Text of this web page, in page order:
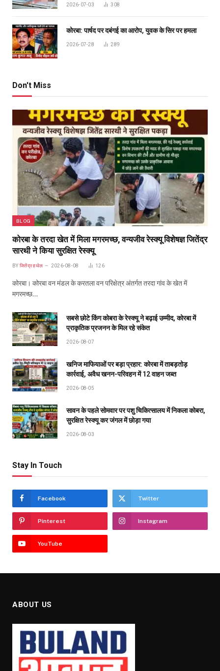
2026-07-03 308
कोरबा: पार्षद पर दबंगई का आरोप, युवक के सिर पर हमला
2026-07-28 289
Don't Miss
BLOG
कोरबा के तरदा खेत में मिला मगरमच्छ, वन्यजीव रेस्क्यू विशेषज्ञ जितेंद्र
सारथी ने किया सुरक्षित रेस्क्यू
BY जितेंद्र हथेल 2026-08-08 126
कोरबा। कोरबा वन मंडल के करतला वन परिक्षेत्र अंतर्गत तरदा गांव के खेत में
मगरमच्छ…
सबसे छोटे किंग कोबरा के रेस्क्यू ने बढ़ाई उम्मीद, कोरबा में
प्राकृतिक प्रजनन के मिल रहे संकेत
2026-08-07
खनिज माफियाओं पर बड़ा प्रहार: कोरबा में ताबड़तोड़
कार्रवाई, अवैध खनन-परिवहन में 12 वाहन जब्त
2026-08-05
सावन के पहले सोमवार पर पशु चिकित्सालय में निकला कोबरा,
सुरक्षित रेस्क्यू कर जंगल में छोड़ा गया
2026-08-03
Stay In Touch
Facebook Twitter
Pinterest Instagram
YouTube
ABOUT US